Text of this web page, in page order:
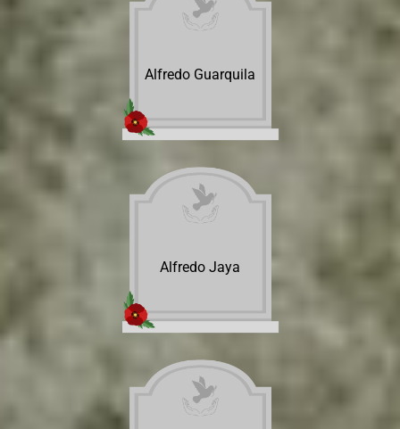
Alfredo Guarquila
Alfredo Jaya